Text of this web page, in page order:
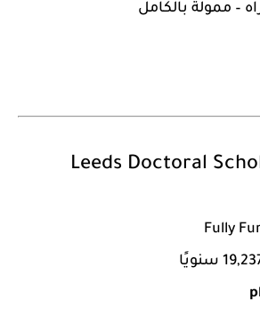
– ممولة بالكامل
Leeds Doctoral